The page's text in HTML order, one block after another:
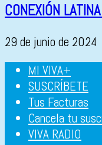
CONEXIÓN
29 de junio de 2024
MI VIVA+
SUSCRÍBETE
Tus Facturas
Cancela tu
VIVA RADIO